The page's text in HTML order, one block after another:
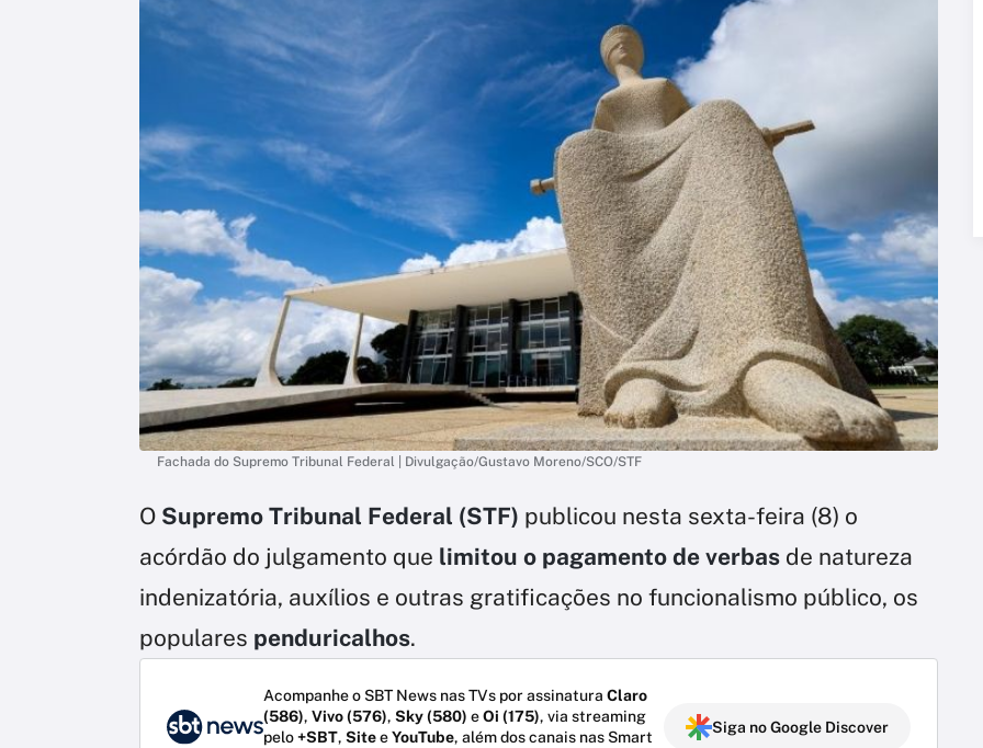
Fachada do Supremo Tribunal Federal | Divulgação/Gustavo Moreno/SCO/STF
O Supremo Tribunal Federal (STF) publicou nesta sexta-feira (8) o
acórdão do julgamento que limitou o pagamento de verbas de natureza
indenizatória, auxílios e outras gratificações no funcionalismo público, os
populares penduricalhos.
Acompanhe o SBT News nas TVs por assinatura Claro
(586), Vivo (576), Sky (580) eOi (175), via streaming
pelo+SBT, SiteeYouTube, além dos canais nas Smart
Siga no Google Discover